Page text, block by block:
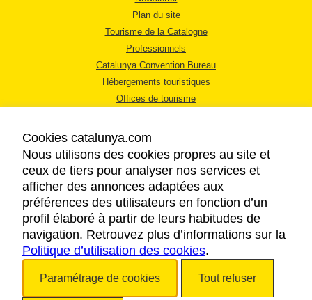
Plan du site
Tourisme de la Catalogne
Professionnels
Catalunya Convention Bureau
Hébergements touristiques
Offices de tourisme
MENTIONS LÉGALES
RÈGLES DE CONFIDENTIALITÉ
COOKIES
ACCESSIBILITÉ
Cookies catalunya.com
Nous utilisons des cookies propres au site et
ceux de tiers pour analyser nos services et
afficher des annonces adaptées aux
préférences des utilisateurs en fonction d’un
profil élaboré à partir de leurs habitudes de
navigation. Retrouvez plus d’informations sur la
Politique d’utilisation des cookies.
Paramétrage de cookies Tout refuser